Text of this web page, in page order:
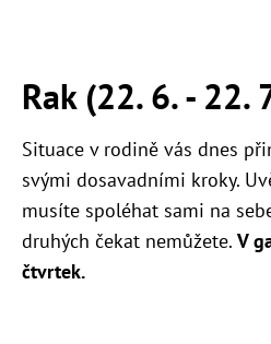
Rak (22. 6. - 22.
Situace v rodině vás dnes
svými dosavadními kroky.
musíte spoléhat sami na
druhých čekat nemůžete. V
čtvrtek.